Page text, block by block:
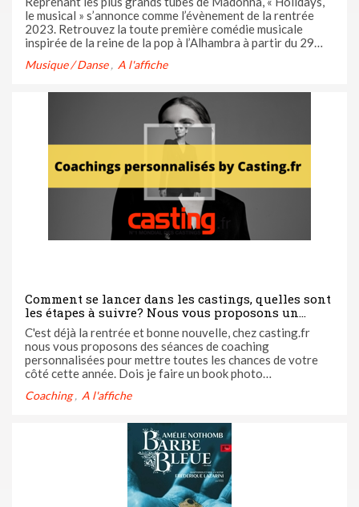
le musical » s’annonce comme l’évènement de la rentrée
2023. Retrouvez la toute première comédie musicale
inspirée de la reine de la pop à l’Alhambra à partir du 29
là puisque Casting.fr est partenaire de ce spectacle. On
Musique / Danse A l'affiche
Comment se lancer dans les castings, quelles sont
les étapes à suivre? Nous vous proposons un
coaching personnalisé à l'agence pour déterminer
vos plans d'action
C'est déjà la rentrée et bonne nouvelle, chez casting.fr
nous vous proposons des séances de coaching
personnalisées pour mettre toutes les chances de votre
côté cette année. Dois je faire un book photo
les directeurs de castings ne me répondent pas? C'est mon
Coaching A l'affiche